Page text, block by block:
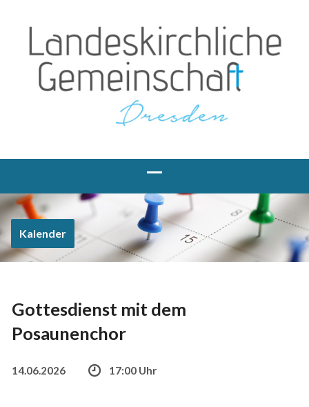
Kalender
Gottesdienst mit dem
Posaunenchor
14.06.2026 17:00 Uhr